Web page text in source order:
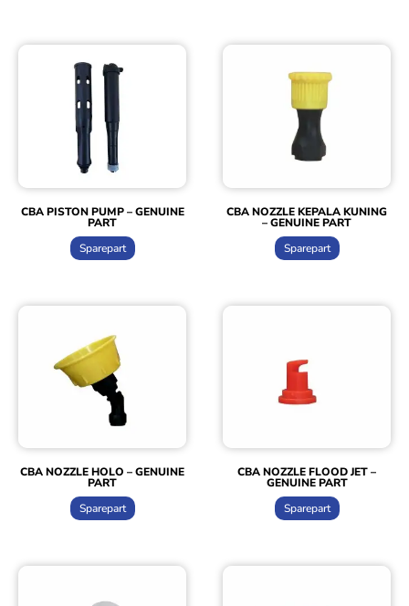
CBA PISTON PUMP – GENUINE
PART
Sparepart
CBA NOZZLE KEPALA KUNING
– GENUINE PART
Sparepart
CBA NOZZLE HOLO – GENUINE
PART
Sparepart
CBA NOZZLE FLOOD JET –
GENUINE PART
Sparepart